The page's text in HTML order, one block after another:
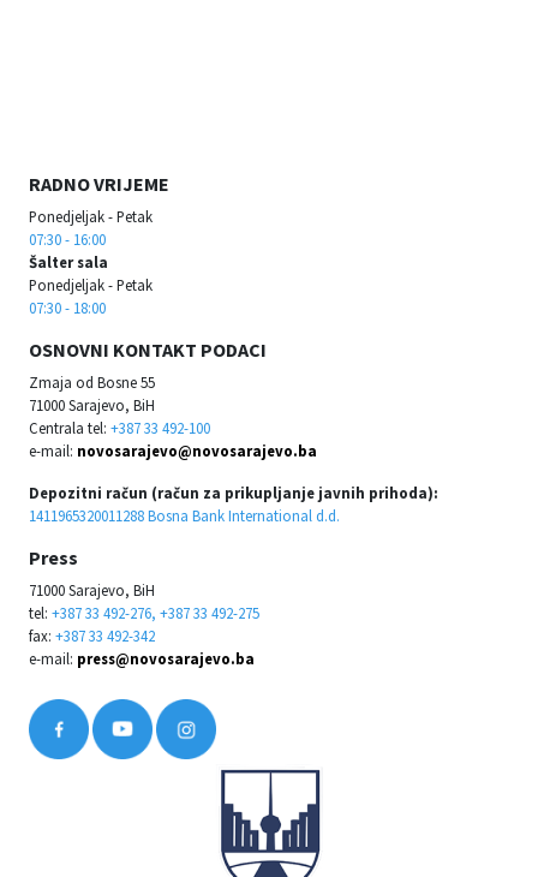
RADNO VRIJEME
Ponedjeljak - Petak
07:30 - 16:00
Šalter sala
Ponedjeljak - Petak
07:30 - 18:00
OSNOVNI KONTAKT PODACI
Zmaja od Bosne 55
71000 Sarajevo, BiH
Centrala tel: +387 33 492-100
e-mail: novosarajevo@novosarajevo.ba
Depozitni račun (račun za prikupljanje javnih prihoda):
1411965320011288 Bosna Bank International d.d.
Press
71000 Sarajevo, BiH
tel: +387 33 492-276, +387 33 492-275
fax: +387 33 492-342
e-mail: press@novosarajevo.ba